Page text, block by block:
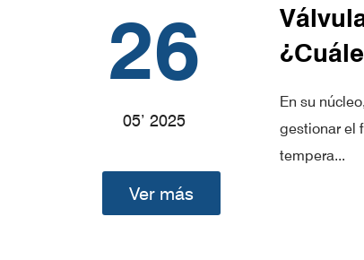
26
05’ 2025
En su
gestionar el
tempera...
Ver más